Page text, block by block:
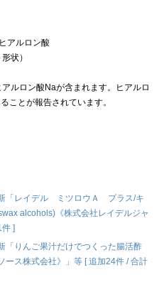
アルロン酸
状）
ルロン酸Naが含まれます。ヒアルロ
ことが報告されています。
「レイデル ミツロウＡ プラス/キ
alcohols)《株式会社レイデルジャ
]
「りんご果汁だけでつくった腸活酢
ース株式会社》」等 [ 追加24件 / 合計